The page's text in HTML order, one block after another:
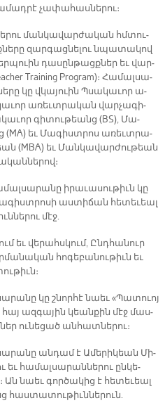
չա­փա­հաս­նե­րու։
ման­կա­վար­ժա­կան հմտու­
զար­գաց­նե­լու նպա­տա­կով
դա­սըն­թացք­ներ եւ վար­
Training Program)։ Հա­մալ­սա­
կը վկա­յուին Պսա­կա­ւոր ա­
ա­ռեւտ­րա­կան վար­չա­գի­
գի­տու­թեանց (BS), Մա­
(MA) եւ Մա­գիստ­րոս ա­ռեւտ­րա­
(MBA) եւ Ման­կա­վար­ժու­թեան
ի­րա­ւա­սու­թիւն կը
աս­տի­ճան հե­տե­ւեալ
մէջ.
եւ վե­րահս­կում, Ընդ­հա­նուր
հո­գե­բա­նու­թիւն եւ
կը շնոր­հէ նաեւ «Պա­տուոյ
հայ ազ­գա­յին կեան­քին մէջ մաս­
ու­նե­ցած ան­հատ­նե­րու։
ան­դամ է Ա­մե­րի­կեան Մի­
եւ հա­մալ­սա­րան­նե­րու ըն­կե­
Ան նաեւ գոր­ծա­կից է հե­տե­ւեալ
հաս­տա­տու­թիւն­նե­րուն.